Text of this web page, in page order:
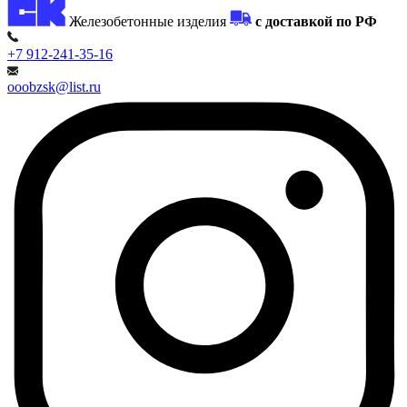
Железобетонные изделия с доставкой по РФ
+7 912-241-35-16
ooobzsk@list.ru